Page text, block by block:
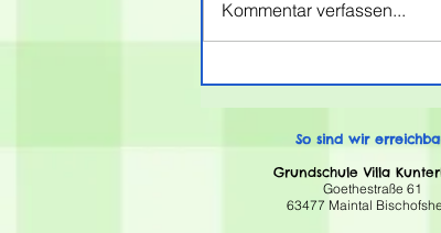
Kommentar verfassen...
So sind wir
Grundschule Villa
Goethestraße 61
63477 Maintal